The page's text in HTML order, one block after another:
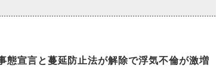
態宣言と蔓延防止法が解除で浮気不倫が激増